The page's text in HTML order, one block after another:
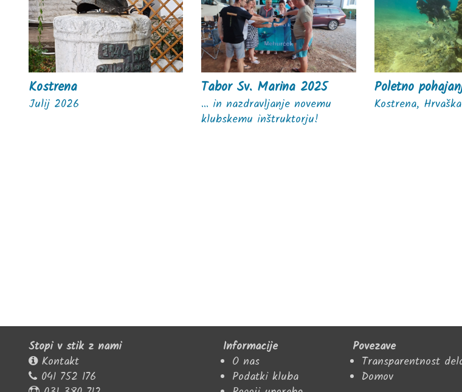
Kostrena
Julij 2026
Tabor Sv. Marina 2025
... in nazdravljanje novemu
klubskemu inštruktorju!
Poletno
Kostrena, Hrvaška
Stopi v stik z nami
Kontakt
041 752 176
Informacije
O nas
Podatki kluba
Povezave
Transparentnost
Domov